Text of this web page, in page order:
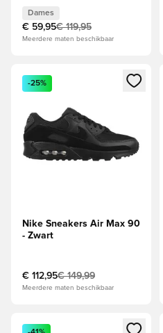
Dames
€ 59,95€ 119,95
Meerdere maten beschikbaar
Opent een venster om in te
-25%
Nike Sneakers Air Max 90
- Zwart
€ 112,95€ 149,99
Meerdere maten beschikbaar
Opent een venster om in te